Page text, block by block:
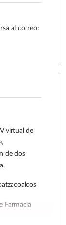
al correo:
virtual de
de dos
Farmacia